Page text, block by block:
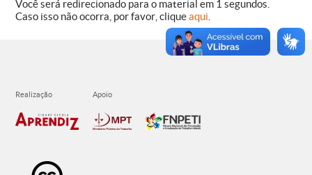
Você será redirecionado para o material em 1 segundos.
Caso isso não ocorra, por favor, cliqueaqui